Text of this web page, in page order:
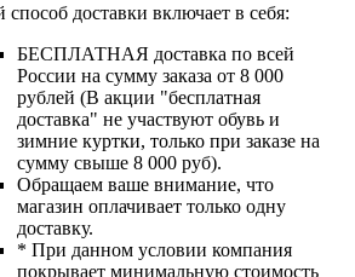
доставки включает в себя:
БЕСПЛАТНАЯ доставка по всей
России на сумму заказа от 8 000
рублей (В акции "бесплатная
доставка" не участвуют обувь и
зимние куртки, только при заказе на
сумму свыше 8 000 руб).
Обращаем ваше внимание, что
магазин оплачивает только одну
доставку.
* При данном условии компания
покрывает минимальную стоимость